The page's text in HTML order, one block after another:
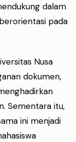
dalam
pada
Nusa
dokumen,
Sementara itu,
ini menjadi